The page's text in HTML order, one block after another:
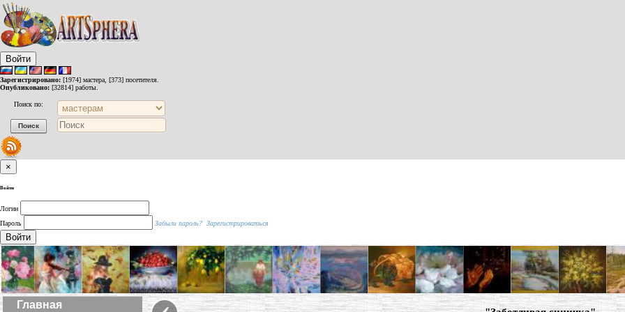
Войти
Зарегистрировано: [1974] мастера, [373] посетителя.
Опубликовано: [32814] работы.
Поиск по:
×
Войти
Логин
Пароль
Забыли пароль? Зарегистрироваться
Войти
Главная